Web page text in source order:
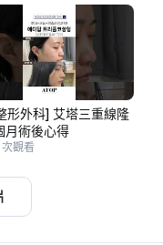
形外科] 艾塔三重線隆
月術後心得
觀看